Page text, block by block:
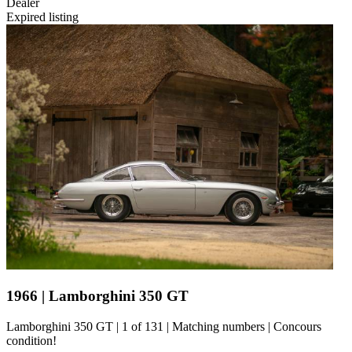
Dealer
Expired listing
1966 | Lamborghini 350 GT
Lamborghini 350 GT | 1 of 131 | Matching numbers | Concours
condition!